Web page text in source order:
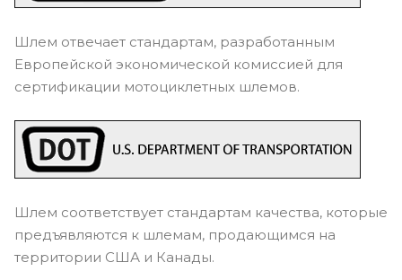
Шлем отвечает стандартам, разработанным
Европейской экономической комиссией для
сертификации мотоциклетных шлемов.
Шлем соответствует стандартам качества, которые
предъявляются к шлемам, продающимся на
территории США и Канады.